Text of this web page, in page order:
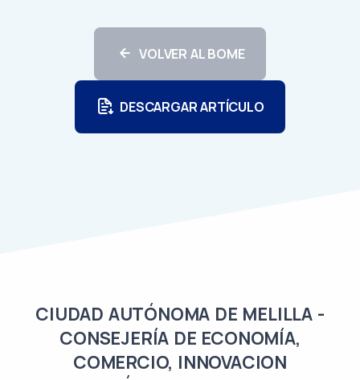
VOLVER AL BOME
DESCARGAR ARTÍCULO
CIUDAD AUTÓNOMA DE MELILLA -
CONSEJERÍA DE ECONOMÍA,
COMERCIO, INNOVACION